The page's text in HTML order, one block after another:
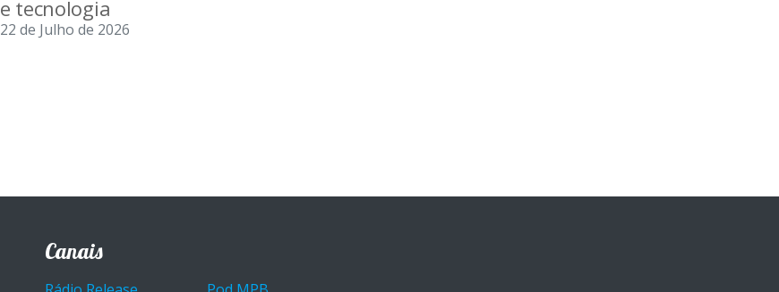
e tecnologia
22 de Julho de 2026
Canais